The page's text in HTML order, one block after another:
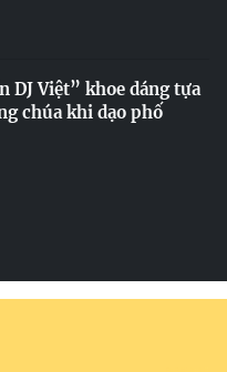
DJ Việt” khoe dáng tựa
chúa khi dạo phố